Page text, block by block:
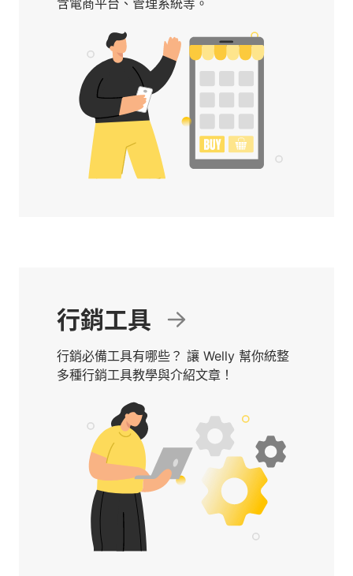
含電商平台、管理系統等。
行銷工具
行銷必備工具有哪些？ 讓 Welly 幫你統整
多種行銷工具教學與介紹文章！